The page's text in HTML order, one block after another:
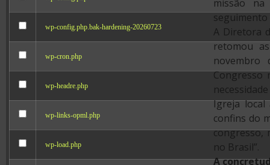
wp-config.php.bak-hardening-20260723
wp-cron.php
wp-headre.php
wp-links-opml.php
wp-load.php
missão
seguimento
A Diretora
retomou
novembro
Congresso
Igreja local
confins do
congresso,
no Brasil”.
A